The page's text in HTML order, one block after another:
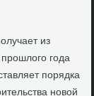
из
года
порядка